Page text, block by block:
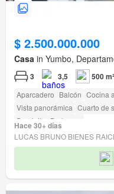
$ 2.500.000.000
Casa in Yumbo,
3 3,5 500 m²
Aparcadero Balcón Cocina
Vista panorámica Cuarto de
Depósito
Barbecue
Hace 30+ días
LUCAS BRUNO BIENES